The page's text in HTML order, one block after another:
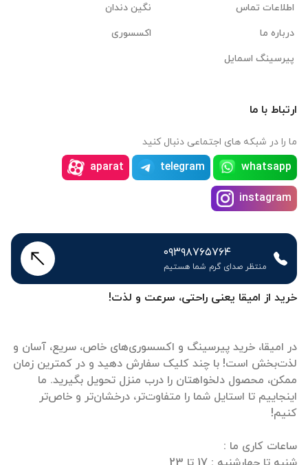
خرید از امیقا یعنی راحتی، سرعت و لذت!
در امیقا، خرید پیرسینگ و اکسسوری‌های خاص، سریع، آسان و
لذت‌بخش است! با چند کلیک سفارش دهید و در کمترین زمان
ممکن، محصول دلخواهتان را درب منزل تحویل بگیرید. ما
اینجاییم تا استایل شما را متفاوت‌تر، درخشان‌تر و خاص‌تر
اطلاعات تماس
درباره ما
پیرسینگ اسمایل
نگین دندان
اکسسوری
ارتباط با ما
ما را در شبکه های اجتماعی دنبال کنید
whatsapp
telegram
aparat
instagram
۰۹۳۹۸۷۶۵۷۶۴
منتظر صدای گرم شما هستیم